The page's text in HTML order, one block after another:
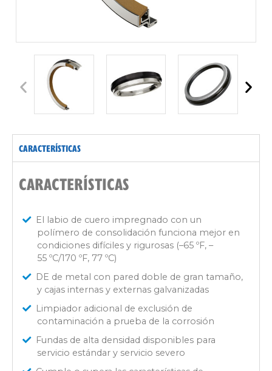
CARACTERÍSTICAS
CARACTERÍSTICAS
El labio de cuero impregnado con un
polímero de consolidación funciona mejor en
condiciones difíciles y rigurosas (–65 ºF, –
55 ºC/170 ºF, 77 ºC)
DE de metal con pared doble de gran tamaño,
y cajas internas y externas galvanizadas
Limpiador adicional de exclusión de
contaminación a prueba de la corrosión
Fundas de alta densidad disponibles para
servicio estándar y servicio severo